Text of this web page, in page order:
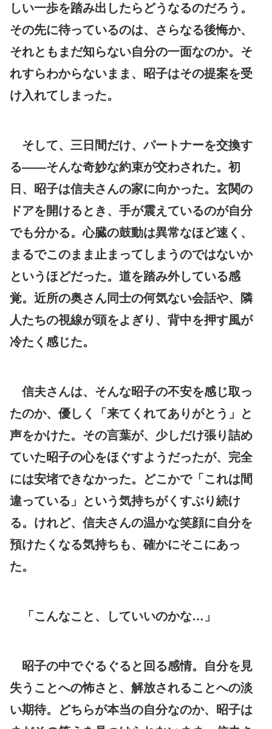
しい一歩を踏み出したらどうなるのだろう。
その先に待っているのは、さらなる後悔か、
それともまだ知らない自分の一面なのか。そ
れすらわからないまま、昭子はその提案を受
け入れてしまった。
そして、三日間だけ、パートナーを交換す
る――そんな奇妙な約束が交わされた。初
日、昭子は信夫さんの家に向かった。玄関の
ドアを開けるとき、手が震えているのが自分
でも分かる。心臓の鼓動は異常なほど速く、
まるでこのまま止まってしまうのではないか
というほどだった。道を踏み外している感
覚。近所の奥さん同士の何気ない会話や、隣
人たちの視線が頭をよぎり、背中を押す風が
冷たく感じた。
信夫さんは、そんな昭子の不安を感じ取っ
たのか、優しく「来てくれてありがとう」と
声をかけた。その言葉が、少しだけ張り詰め
ていた昭子の心をほぐすようだったが、完全
には安堵できなかった。どこかで「これは間
違っている」という気持ちがくすぶり続け
る。けれど、信夫さんの温かな笑顔に自分を
預けたくなる気持ちも、確かにそこにあっ
た。
「こんなこと、していいのかな…」
昭子の中でぐるぐると回る感情。自分を見
失うことへの怖さと、解放されることへの淡
い期待。どちらが本当の自分なのか、昭子は